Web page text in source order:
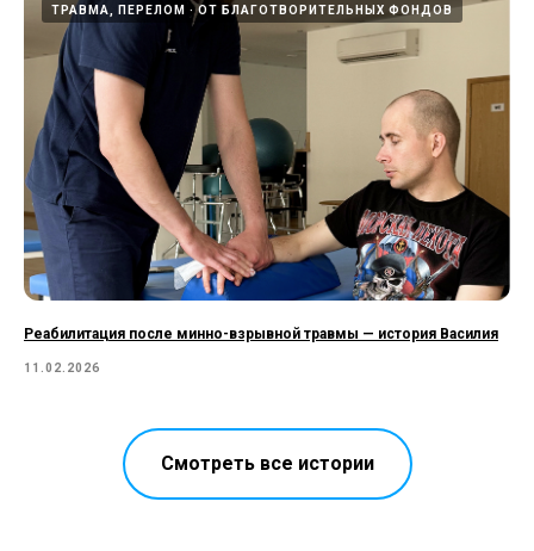
ТРАВМА, ПЕРЕЛОМ ОТ БЛАГОТВОРИТЕЛЬНЫХ ФОНДОВ
Реабилитация после минно-взрывной травмы — история Василия
11.02.2026
Смотреть все истории